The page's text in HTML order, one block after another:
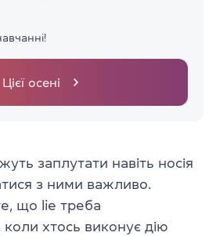
Цієї осені
заплутати навіть носія
з ними важливо.
що lie треба
коли хтось виконує дію